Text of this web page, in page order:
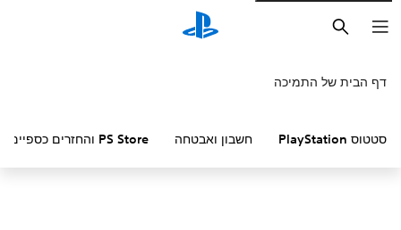
חיפוש
דף הבית של התמיכה
סטטוס PlayStation חשבון ואבטחה PS Store והחזרים כספיים